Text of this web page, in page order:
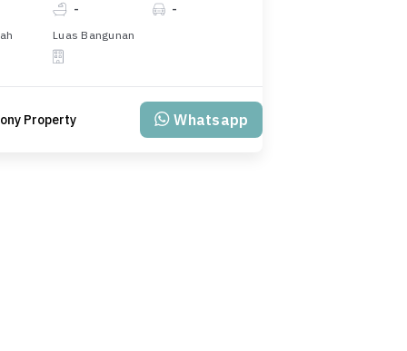
- -
Luas Bangunan
Property Whatsapp